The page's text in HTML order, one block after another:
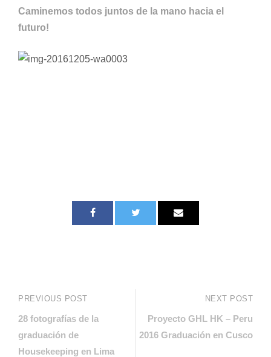
Caminemos todos juntos de la mano hacia el
futuro!
PREVIOUS POST
28 fotografías de la
graduación de
Housekeeping en Lima
NEXT POST
Proyecto GHL HK – Peru
2016 Graduación en Cusco